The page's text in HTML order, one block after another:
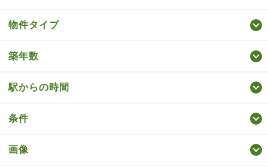
物件タイプ
築年数
駅からの時間
条件
画像